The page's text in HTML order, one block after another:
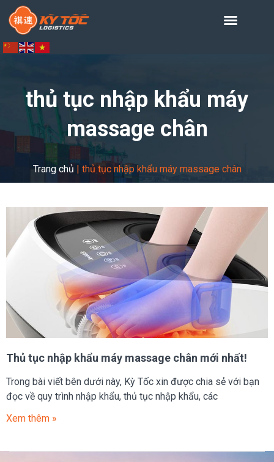
thủ tục nhập khẩu máy
massage chân
Trang chủ | thủ tục nhập khẩu máy massage chân
Thủ tục nhập khẩu máy massage chân mới nhất!
Trong bài viết bên dưới này, Kỳ Tốc xin được chia sẻ với bạn
đọc về quy trình nhập khẩu, thủ tục nhập khẩu, các
Xem thêm »